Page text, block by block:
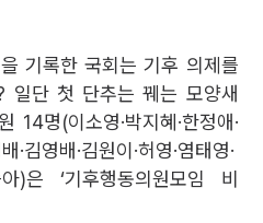
기록한 국회는 기후 의제를
일단 첫 단추는 꿰는 모양새
14명(이소영·박지혜·한정애·
·김영배·김원이·허영·염태영·
아)은 ‘기후행동의원모임 비